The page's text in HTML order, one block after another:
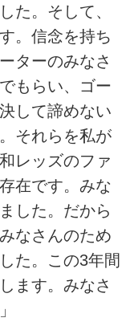
た。そして、
。信念を持ち
ターのみなさ
もらい、ゴー
して諦めない
それらを私が
レッズのファ
在です。みな
した。だから
なさんのため
た。この3年間
ます。みなさ